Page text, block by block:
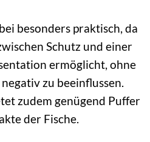
besonders praktisch, da
Schutz und einer
ermöglicht, ohne
zu beeinflussen.
zudem genügend Puffer
der Fische.